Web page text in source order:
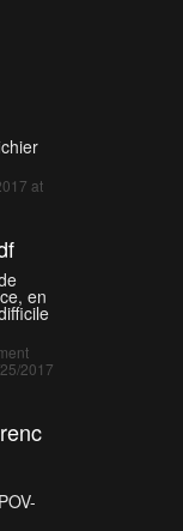
at
en
2017